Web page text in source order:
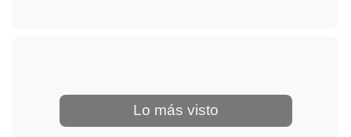
Lo más visto